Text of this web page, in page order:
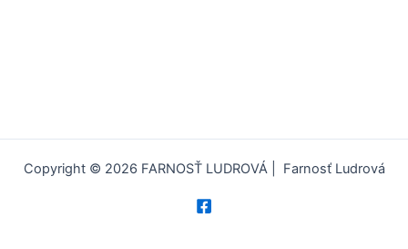
Copyright © 2026 FARNOSŤ LUDROVÁ | Farnosť Ludrová